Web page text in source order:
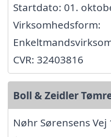
Startdato: 01.
Virksomhedsform:
CVR: 32403816
Boll & Zeidler
Nøhr Sørensens